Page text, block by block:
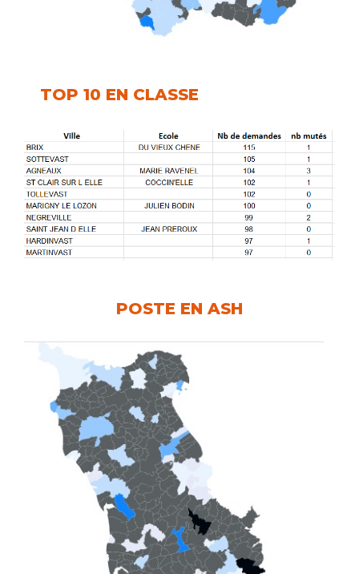
TOP 10 EN CLASSE
POSTE EN ASH